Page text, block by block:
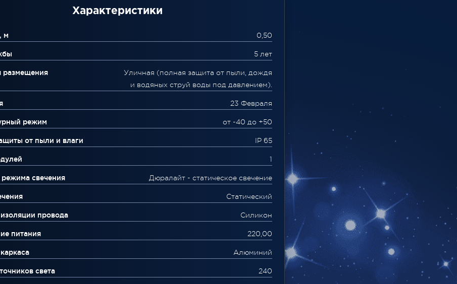
Характеристики
м 0,50
5 лет
размещения
Уличная (полная защита от пыли, дождя
и водяных струй воды под давлением).
23 Февраля
режим от -40 до +50
от пыли и влаги IP 65
1
свечения Дюралайт - статическое свечение
Статический
провода Силикон
питания 220,00
Алюминий
света 240